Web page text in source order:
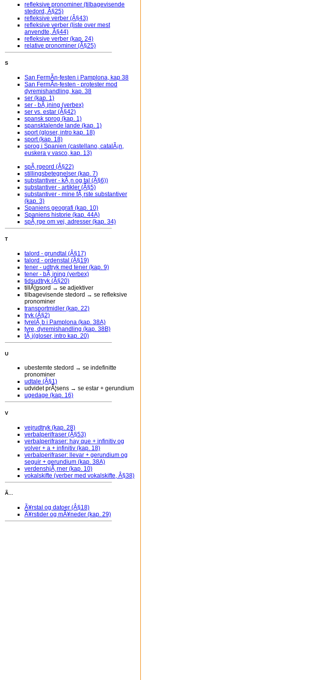
refleksive pronominer (tilbagevisende
stedord, Â§25)
refleksive verber (Â§43)
refleksive verber (liste over mest
anvendte, Â§44)
refleksive verber (kap. 24)
relative pronominer (Â§25)
S
San FermÃ­n-festen i Pamplona, kap 38
San FermÃ­n-festen - protester mod
dyremishandling, kap. 38
ser (kap. 1)
ser - bÃ¸jning (verbex)
ser vs. estar (Â§42)
spansk sprog (kap. 1)
spansktalende lande (kap. 1)
sport (gloser, intro kap. 18)
sport (kap. 18)
sprog i Spanien (castellano, catalÃ¡n,
euskera y vasco, kap. 13)
spÃ¸rgeord (Â§22)
stillingsbetegnelser (kap. 7)
substantiver - kÃ¸n og tal (Â§6))
substantiver - artikler (Â§5)
substantiver - mine fÃ¸rste substantiver
(kap. 3)
Spaniens geografi (kap. 10)
Spaniens historie (kap. 44A)
spÃ¸rge om vej, adresser (kap. 34)
T
talord - grundtal (Â§17)
talord - ordenstal (Â§19)
tener - udtryk med tener (kap. 9)
tener - bÃ¸jning (verbex)
tidsudtryk (Â§20)
tillÃ¦gsord → se adjektiver
tilbagevisende stedord → se refleksive
pronominer
transportmidler (kap. 22)
tryk (Â§2)
tyrelÃ¸b i Pamplona (kap. 38A)
tyre, dyremishandling (kap. 38B)
tÃ¸j(gloser, intro kap. 20)
U
ubestemte stedord → se indefinitte
pronominer
udtale (Â§1)
udvidet prÃ¦sens → se estar + gerundium
ugedage (kap. 16)
V
vejrudtryk (kap. 28)
verbalperifraser (Â§53)
verbalperifraser: hay que + infinitiv og
volver + a + infinitiv (kap. 18)
verbalperifraser: llevar + gerundium og
seguir + gerundium (kap. 38A)
verdenshjÃ¸rner (kap. 10)
vokalskifte (verber med vokalskifte, Â§38)
Ã…
Ã¥rstal og datoer (Â§18)
Ã¥rstider og mÃ¥neder (kap. 29)